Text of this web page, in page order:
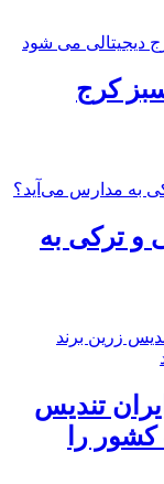
کرج
و ترکی به
تندیس
را